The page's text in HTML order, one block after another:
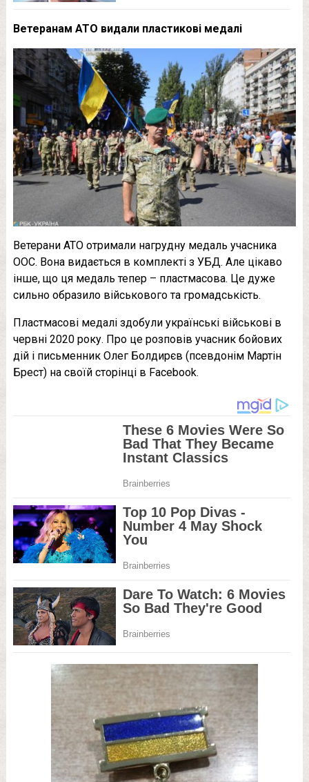
Ветеранам АТО видали пластикові медалі
Ветерани АТО отримали нагрудну медаль учасника
ООС. Вона видається в комплекті з УБД. Але цікаво
інше, що ця медаль тепер – пластмасова. Це дуже
сильно образило військового та громадськість.
Пластмасові медалі здобули українські військові в
червні 2020 року. Про це розповів учасник бойових
дій і письменник Олег Болдирєв (псевдонім Мартін
Брест) на своїй сторінці в Facebook.